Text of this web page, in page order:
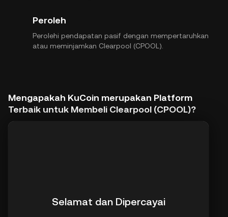
Peroleh
Perolehi pendapatan pasif dengan mempertaruhkan
atau meminjamkan Clearpool (CPOOL).
Mengapakah KuCoin merupakan Platform
Terbaik untuk Membeli Clearpool (CPOOL)?
Selamat dan Dipercayai